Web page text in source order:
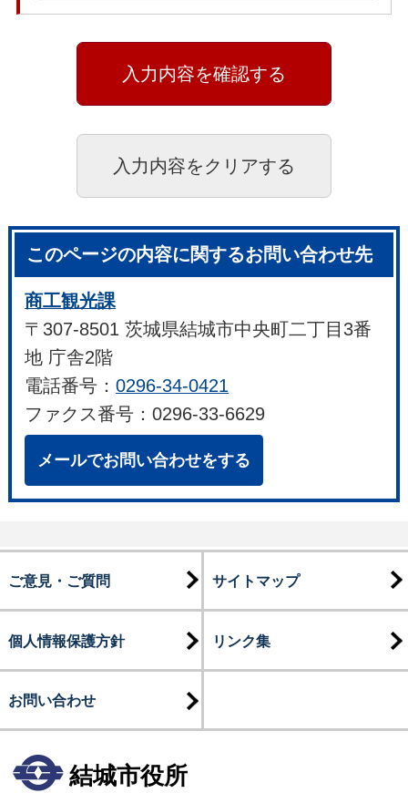
このページの内容に関するお問い合わせ先
商工観光課
〒307-8501 茨城県結城市中央町二丁目3番
地 庁舎2階
電話番号：0296-34-0421
ファクス番号：0296-33-6629
メールでお問い合わせをする
ご意見・ご質問 サイトマップ
個人情報保護方針 リンク集
お問い合わせ
結城市役所